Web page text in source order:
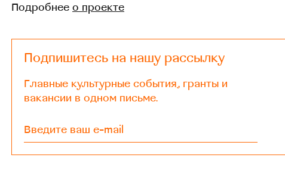
Подробнее о проекте
Подпишитесь на нашу рассылку
Главные культурные события, гранты и
вакансии в одном письме.